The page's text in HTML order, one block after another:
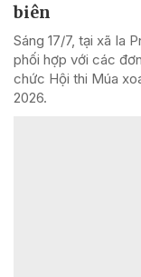
biên
Sáng 17/7, tại xã Ia
phối hợp với các
chức Hội thi Múa
2026.